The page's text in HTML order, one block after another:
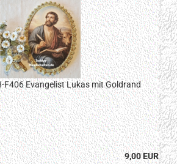
F406 Evangelist Lukas mit Goldrand
9,00 EUR